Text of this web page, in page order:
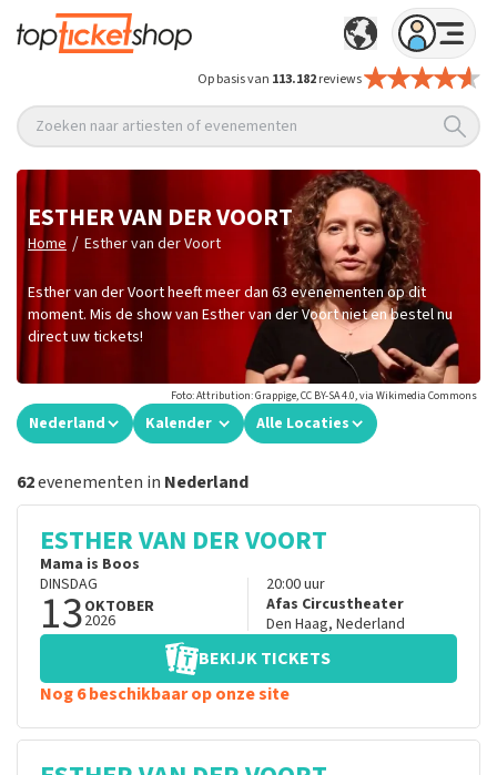
Op basis van 113.182reviews
Zoeken naar artiesten of evenementen
ESTHER VAN DER VOORT
Home / Esther van der Voort
Esther van der Voort heeft meer dan 63 evenementen op dit
moment. Mis de show van Esther van der Voort niet en bestel nu
direct uw tickets!
Foto: Attribution: Grappige, CC BY-SA 4.0, via Wikimedia Commons
Nederland Kalender Alle Locaties
62evenementen in Nederland
ESTHER VAN DER VOORT
Mama is Boos
DINSDAG
13OKTOBER
2026
20:00uur
Afas Circustheater
Den Haag, Nederland
BEKIJK TICKETS
Nog 6 beschikbaar op onze site